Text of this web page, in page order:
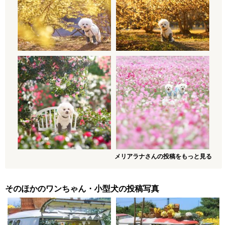
メリアラナさんの投稿をもっと見る
そのほかのワンちゃん・小型犬の投稿写真